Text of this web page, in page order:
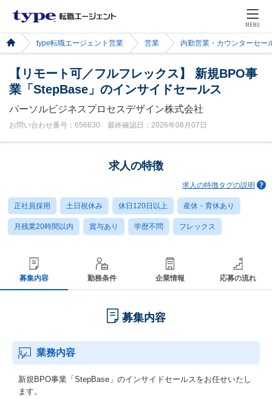
MENU
type転職エージェント営業 営業 内勤営業・カウンターセー
【リモート可／フルフレックス】 新規BPO事
業「StepBase」のインサイドセールス
パーソルビジネスプロセスデザイン株式会社
お問い合わせ番号：656630 最終確認日：2026年08月07日
求人の特徴
求人の特徴タグの説明
正社員採用 土日祝休み 休日120日以上 産休・育休あり
月残業20時間以内 賞与あり 学歴不問 フレックス
募集内容 勤務条件 企業情報 応募の流れ
募集内容
業務内容
新規BPO事業「StepBase」のインサイドセールスをお任せいたし
ます。